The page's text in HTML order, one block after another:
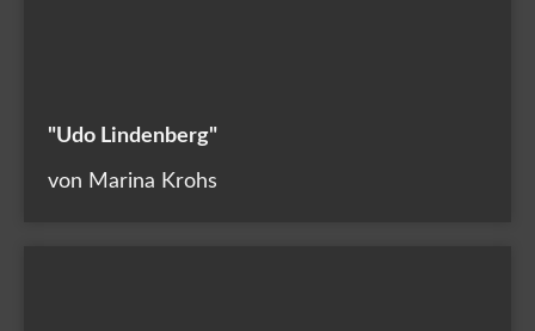
"Udo Lindenberg"
von Marina Krohs